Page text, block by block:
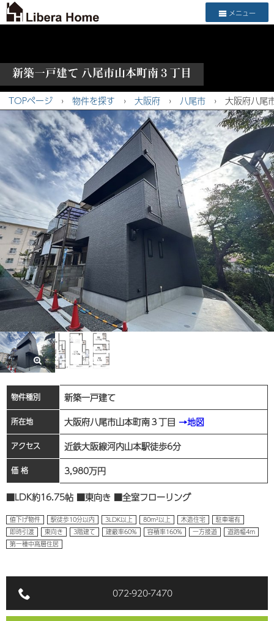
メニュー
新築一戸建て 八尾市山本町南３丁目
TOPページ › 物件を探す › 大阪府 › 八尾市 › 大阪府八尾
物件種別 新築一戸建て
所在地 大阪府八尾市山本町南３丁目 →地図
アクセス 近鉄大阪線河内山本駅徒歩6分
価 格 3,980万円
■LDK約16.75帖 ■東向き ■全室フローリング
値下げ物件 駅徒歩10分以内 3LDK以上 80m²以上 木造住宅
駐車場有
即時引渡
東向き 3階建て 建蔽率60% 容積率160% 一方接道
道路幅4m
第一種中高層住居
072-920-7470